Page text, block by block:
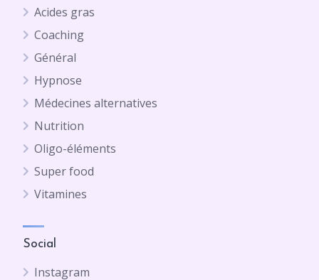
Acides gras
Coaching
Général
Hypnose
Médecines alternatives
Nutrition
Oligo-éléments
Super food
Vitamines
Social
Instagram